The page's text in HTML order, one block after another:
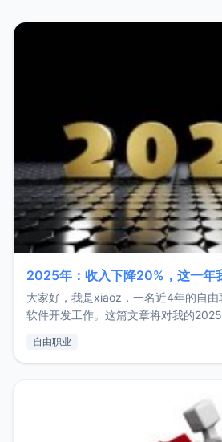
2025年：收入下降20%，这一年
大家好，我是xiaoz，一名近4年的自
软件开发工作。这篇文章将对我的
收入下降20%，但却过得很充实，
自由职业